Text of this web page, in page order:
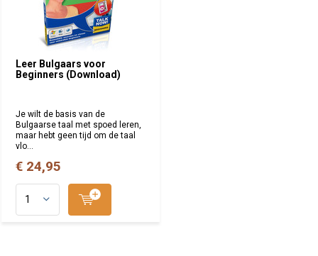
Leer Bulgaars voor
Beginners (Download)
Je wilt de basis van de
Bulgaarse taal met spoed leren,
maar hebt geen tijd om de taal
vlo...
€ 24,95